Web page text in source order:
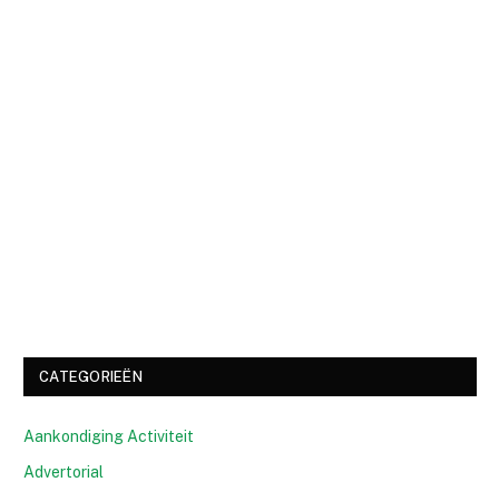
CATEGORIEËN
Aankondiging Activiteit
Advertorial